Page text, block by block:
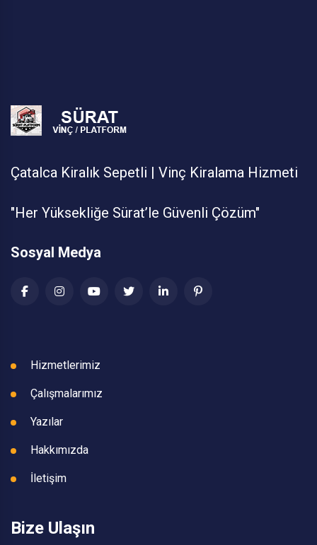
Çatalca Kiralık Sepetli | Vinç Kiralama Hizmeti
"Her Yüksekliğe Sürat’le Güvenli Çözüm"
Sosyal Medya
Hizmetlerimiz
Çalışmalarımız
Yazılar
Hakkımızda
İletişim
Bize Ulaşın